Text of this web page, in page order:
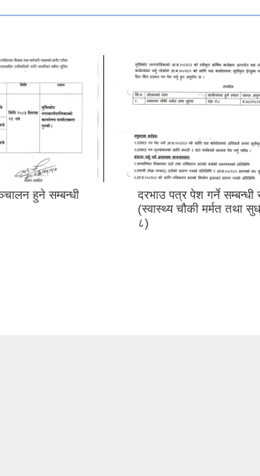
सूचना ।
सुधार वडा नं.
शिक्षक तथा विद्यालय
सहयोगी)को अन्तिम नतिजा
सम्बन्धी सूचना ।